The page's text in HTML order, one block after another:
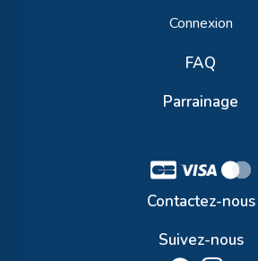
Connexion
FAQ
Parrainage
Contactez-nous
Suivez-nous